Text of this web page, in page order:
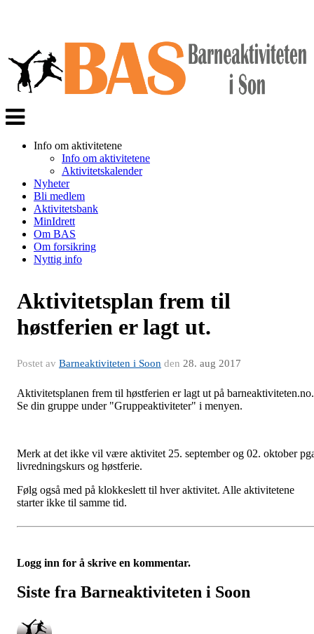
Veksle
navigasjon
Info om aktivitetene
Info om aktivitetene
Aktivitetskalender
Nyheter
Bli medlem
Aktivitetsbank
MinIdrett
Om BAS
Om forsikring
Nyttig info
Aktivitetsplan frem til
høstferien er lagt ut.
Postet av Barneaktiviteten i Soon den 28. aug 2017
Aktivitetsplanen frem til høstferien er lagt ut på barneaktiviteten.no.
Se din gruppe under "Gruppeaktiviteter" i menyen.
Merk at det ikke vil være aktivitet 25. september og 02. oktober
livredningskurs og høstferie.
Følg også med på klokkeslett til hver aktivitet. Alle aktivitetene
starter ikke til samme tid.
Logg inn for å skrive en kommentar.
Siste fra Barneaktiviteten i Soon